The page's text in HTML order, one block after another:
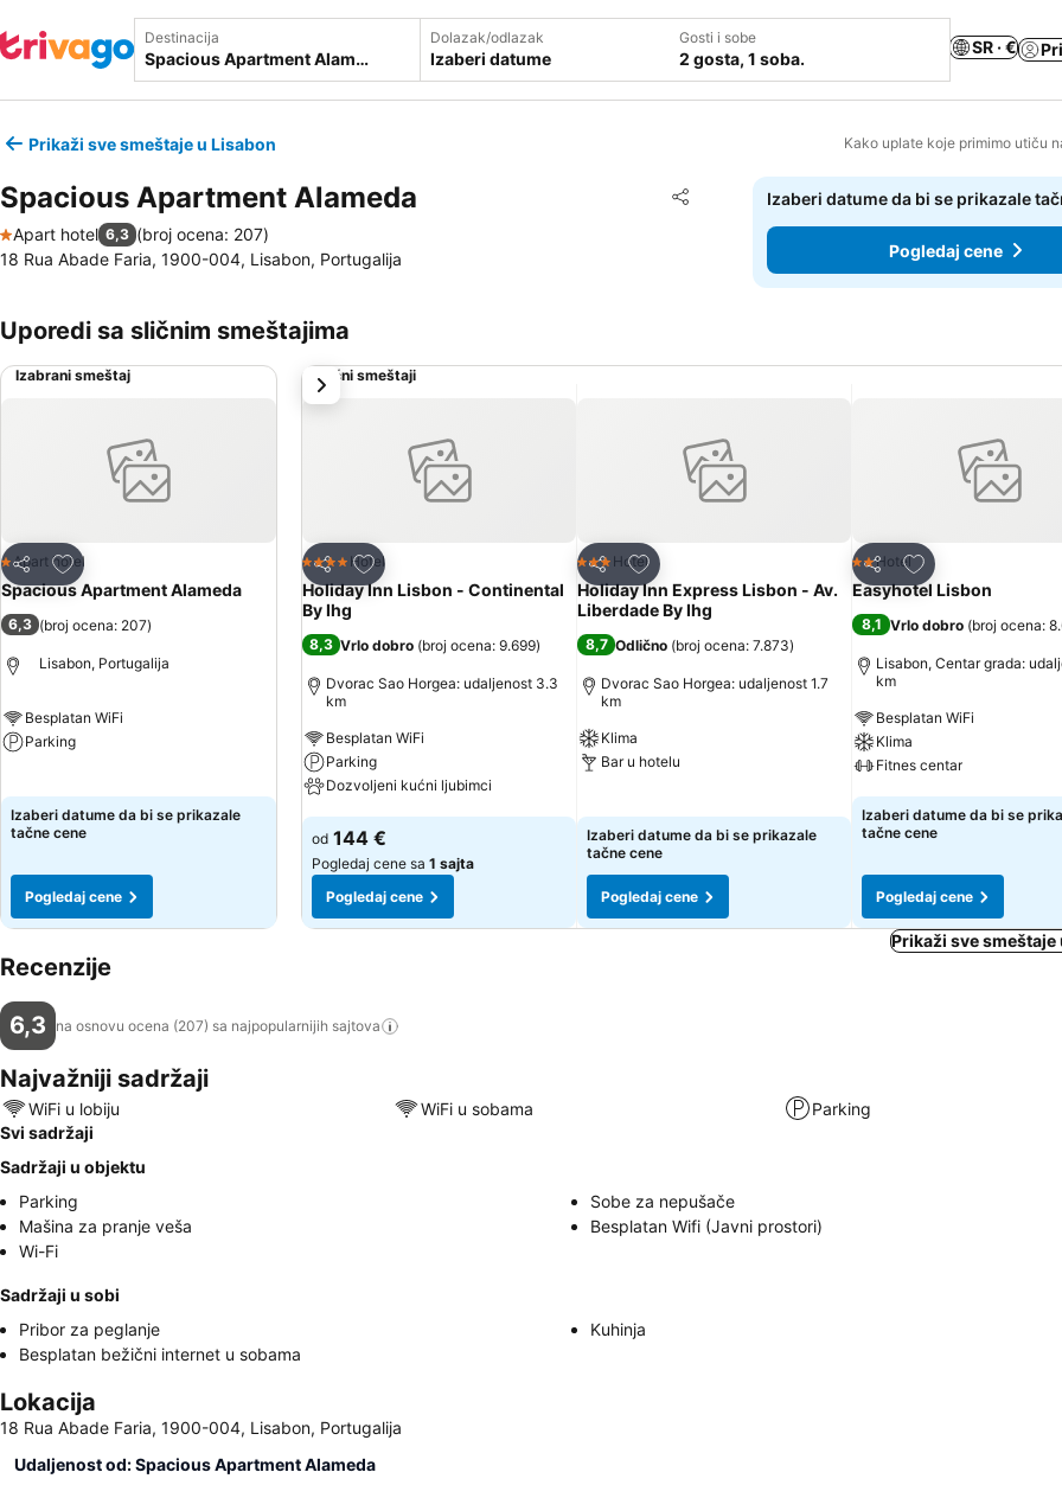
Destinacija Dolazak/odlazak
Izaberi datume
Gosti i sobe
2 gosta, 1 soba.
SR · €
Prikaži sve smeštaje u Lisabon Kako uplate koje primimo utiču
Spacious Apartment Alameda Deli
Dodati u favorite
1 Zvezdice
Apart hotel 6,3 (broj ocena: 207)
18 Rua Abade Faria, 1900-004, Lisabon, Portugalija
Izaberi datume da bi se prikazale
Pogledaj cene
Uporedi sa sličnim smeštajima
Izabrani smeštaj
Deli
Dodati u favorite
1 Zvezdice
Apart hotel
Spacious Apartment Alameda
6,3 (broj ocena: 207)
Lisabon, Portugalija
Besplatan WiFi
Parking
Izaberi datume da bi se prikazale
tačne cene
Pogledaj cene
Slični smeštaji
Deli
Dodati u favorite
4 Zvezdice
Hotel
Holiday Inn Lisbon - Continental
By Ihg
8,3 Vrlo dobro (broj ocena: 9.699)
Dvorac Sao Horgea: udaljenost 3.3
km
Besplatan WiFi
Parking
Dozvoljeni kućni ljubimci
Pogledaj cene
od 144 €
Pogledaj cene sa 1 sajta
Pogledaj cene
Deli
Dodati u favorite
3 Zvezdice
Hotel
Holiday Inn Express Lisbon - Av.
Liberdade By Ihg
8,7 Odlično (broj ocena: 7.873)
Dvorac Sao Horgea: udaljenost 1.7
km
Klima
Bar u hotelu
Izaberi datume da bi se prikazale
tačne cene
Pogledaj cene
Deli
Dodati u favorite
2 Zvezdice
Hotel
Easyhotel Lisbon
8,1 Vrlo dobro (broj ocena:
Lisabon, Centar grada:
km
Besplatan WiFi
Klima
Fitnes centar
Pogledaj cene
Izaberi datume da bi se
tačne cene
Pogledaj cene
sledeće
Prikaži sve smeštaje
Recenzije
6,3 na osnovu ocena (207) sa najpopularnijih sajtova
Najvažniji sadržaji
WiFi u lobiju WiFi u sobama
Parking
Svi sadržaji
Sadržaji u objektu
Parking
Sobe za nepušače
Mašina za pranje veša
Besplatan Wifi (Javni prostori)
Wi-Fi
Sadržaji u sobi
Pribor za peglanje
Kuhinja
Besplatan bežični internet u sobama
Lokacija
18 Rua Abade Faria, 1900-004, Lisabon, Portugalija
Udaljenost od: Spacious Apartment Alameda